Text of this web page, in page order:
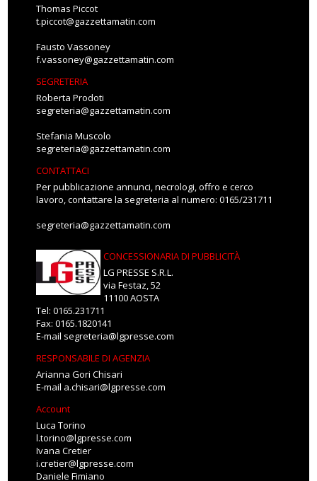
Thomas Piccot
t.piccot@gazzettamatin.com
Fausto Vassoney
f.vassoney@gazzettamatin.com
SEGRETERIA
Roberta Prodoti
segreteria@gazzettamatin.com
Stefania Muscolo
segreteria@gazzettamatin.com
CONTATTACI
Per pubblicazione annunci, necrologi, offro e cerco
lavoro, contattare la segreteria al numero: 0165/231711
segreteria@gazzettamatin.com
CONCESSIONARIA DI PUBBLICITÀ
LG PRESSE S.R.L.
via Festaz, 52
11100 AOSTA
Tel: 0165.231711
Fax: 0165.1820141
E-mail segreteria@lgpresse.com
RESPONSABILE DI AGENZIA
Arianna Gori Chisari
E-mail a.chisari@lgpresse.com
Account
Luca Torino
l.torino@lgpresse.com
Ivana Cretier
i.cretier@lgpresse.com
Daniele Fimiano